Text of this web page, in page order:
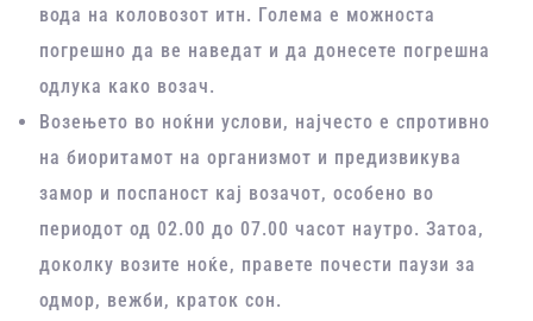
вода на коловозот итн. Голема е можноста
погрешно да ве наведат и да донесете погрешна
одлука како возач.
Возењето во ноќни услови, најчесто е спротивно
на биоритамот на организмот и предизвикува
замор и поспаност кај возачот, особено во
периодот од 02.00 до 07.00 часот наутро. Затоа,
доколку возите ноќе, правете почести паузи за
одмор, вежби, краток сон.